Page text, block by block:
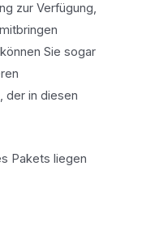
zur Verfügung,
Sie sogar
der in diesen
Pakets liegen